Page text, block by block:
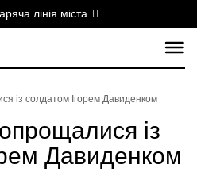
лінія міста
із солдатом Ігорем Давиденком
із
Давиденком